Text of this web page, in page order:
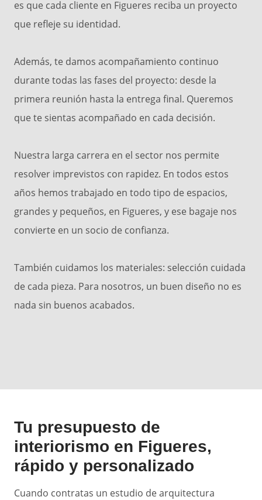
es que cada cliente en Figueres reciba un proyecto
que refleje su identidad.
Además, te damos acompañamiento continuo
durante todas las fases del proyecto: desde la
primera reunión hasta la entrega final. Queremos
que te sientas acompañado en cada decisión.
Nuestra larga carrera en el sector nos permite
resolver imprevistos con rapidez. En todos estos
años hemos trabajado en todo tipo de espacios,
grandes y pequeños, en Figueres, y ese bagaje nos
convierte en un socio de confianza.
También cuidamos los materiales: selección cuidada
de cada pieza. Para nosotros, un buen diseño no es
nada sin buenos acabados.
Tu presupuesto de
interiorismo en Figueres,
rápido y personalizado
Cuando contratas un estudio de arquitectura